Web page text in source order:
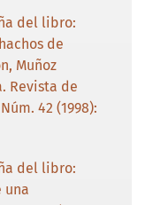
del libro:
de
Muñoz
Revista de
42 (1998):
del libro:
una